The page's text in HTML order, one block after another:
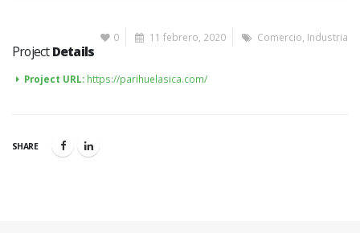
0 11 febrero, 2020 Comercio Industria
ProjectDetails
Project URL: https://parihuelasica.com/
SHARE